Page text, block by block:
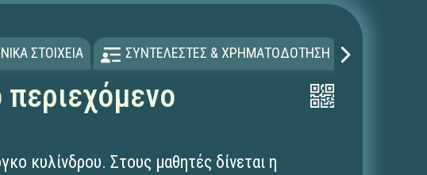
ΣΤΟΙΧΕΙΑ ΣΥΝΤΕΛΕΣΤΕΣ & ΧΡΗΜΑΤΟΔΟΤΗΣΗ
περιεχόμενο
κυλίνδρου. Στους μαθητές δίνεται η